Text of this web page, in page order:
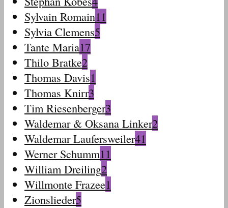
Sylvain Romain11
Sylvia Clemens5
Tante Maria17
Thilo Bratke2
Thomas Davis1
Thomas Knirr3
Tim Riesenberger3
Waldemar & Oksana Linker2
Waldemar Laufersweiler41
Werner Schumm11
William Dreiling2
Willmonte Frazee1
Zionslieder5